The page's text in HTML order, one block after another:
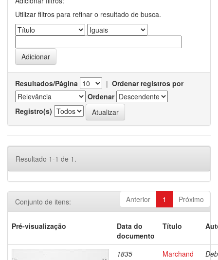
Utilizar filtros para refinar o resultado de busca.
Resultados/Página | Ordenar registros por
Ordenar
Registro(s)
Resultado 1-1 de 1.
Anterior 1 Próximo
Conjunto de itens:
Pré-visualização
Data do
documento
Título
1835
Marchand